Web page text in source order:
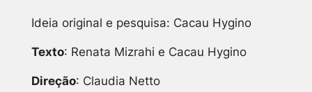
Ideia original e pesquisa: Cacau Hygino
Texto: Renata Mizrahi e Cacau Hygino
Direção: Claudia Netto